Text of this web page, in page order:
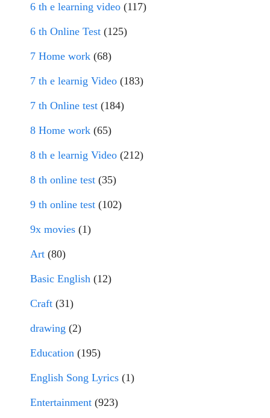
6 th e learning video (117)
6 th Online Test (125)
7 Home work (68)
7 th e learnig Video (183)
7 th Online test (184)
8 Home work (65)
8 th e learnig Video (212)
8 th online test (35)
9 th online test (102)
9x movies (1)
Art (80)
Basic English (12)
Craft (31)
drawing (2)
Education (195)
English Song Lyrics (1)
Entertainment (923)